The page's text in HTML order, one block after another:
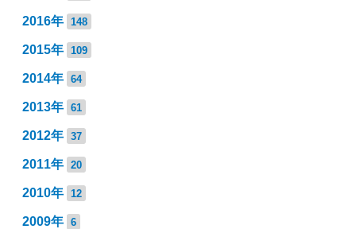
2016年 148
2015年 109
2014年 64
2013年 61
2012年 37
2011年 20
2010年 12
2009年 6